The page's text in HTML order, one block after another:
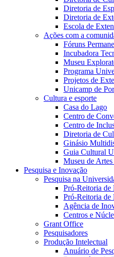
Diretoria de
Diretoria de
Escola de
Ações com a
Fóruns
Incubadora
Museu
Programa
Projetos de
Unicamp de
Cultura e esporte
Casa do Lago
Centro de
Centro de
Diretoria de
Ginásio
Guia Cultural
Museu de
Pesquisa e Inovação
Pesquisa na
Pró-Reitoria de
Pró-Reitoria de
Agência de
Centros e
Grant Office
Pesquisadores
Produção Intelectual
Anuário de